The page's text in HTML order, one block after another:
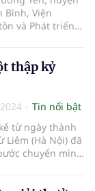
Bình, Viện
và Phát triển
(thuộc Hội
về Đông
phối hợp với
tổ chức
dâng hương
Tiên Hoàng và
Trường Yên,
thập kỷ
Tin nổi bật
từ ngày thành
Liêm (Hà Nội) đã
chuyển mình